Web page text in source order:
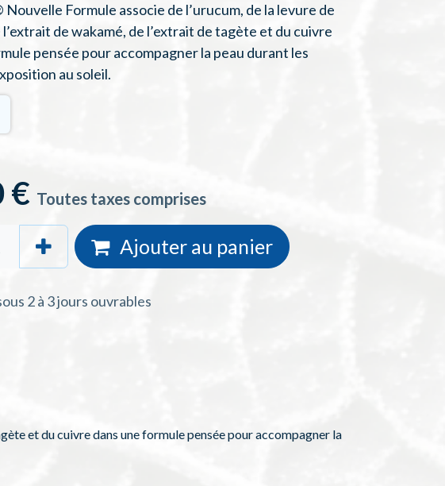
Formule associe de l’urucum, de la levure de
l’extrait de wakamé, de l’extrait de tagète et du cuivre
pensée pour accompagner la peau durant les
au soleil.
€ Toutes taxes comprises
Ajouter au panier
2 à 3 jours ouvrables
et du cuivre dans une formule pensée pour accompagner la